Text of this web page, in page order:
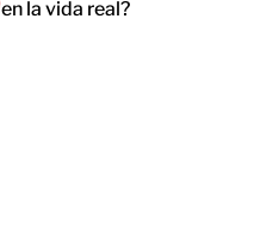
en la vida real?